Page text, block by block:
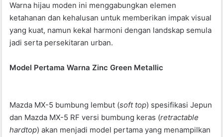
o
o
k
p
p
Warna hijau moden ini menggabungkan elemen
ketahanan dan kehalusan untuk memberikan impak visual
yang kuat, namun kekal harmoni dengan landskap semula
jadi serta persekitaran urban.
Model Pertama Warna Zinc Green Metallic
Mazda MX-5 bumbung lembut (soft top) spesifikasi Jepun
dan Mazda MX-5 RF versi bumbung keras (retractable
hardtop) akan menjadi model pertama yang menampilkan